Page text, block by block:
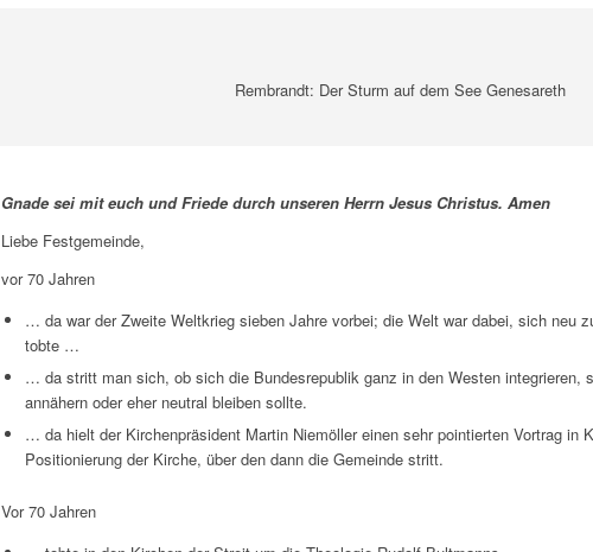
Rembrandt: Der Sturm auf dem See Genesareth
Gnade sei mit euch und Friede durch unseren Herrn Jesus Christus. Amen
Liebe Festgemeinde,
vor 70 Jahren
… da war der Zweite Weltkrieg sieben Jahre vorbei; die Welt war dabei, sich neu
tobte …
… da stritt man sich, ob sich die Bundesrepublik ganz in den Westen integrieren,
annähern oder eher neutral bleiben sollte.
… da hielt der Kirchenpräsident Martin Niemöller einen sehr pointierten Vortrag in
Positionierung der Kirche, über den dann die Gemeinde stritt.
Vor 70 Jahren